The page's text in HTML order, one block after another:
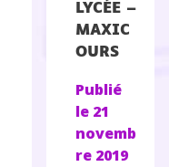
LYCÉE –
MAXIC
OURS
Publié
le 21
novemb
re 2019